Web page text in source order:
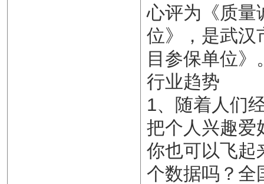
心评为《质量
位》，是武汉
目参保单位》
行业趋势
1、随着人们
把个人兴趣爱
你也可以飞起
个数据吗？全